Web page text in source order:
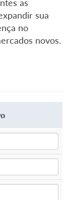
as
sua
no
novos.